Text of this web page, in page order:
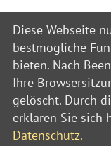
Kontakt Impressum
Diese Webseite
bestmögliche
bieten. Nach
Ihre
gelöscht. Durch
erklären Sie sich
Datenschutz.